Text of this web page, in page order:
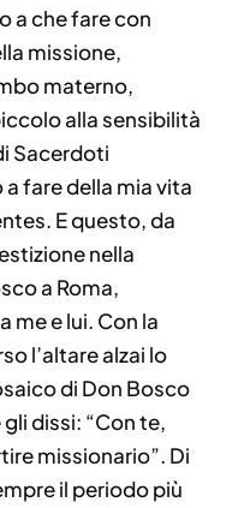
a che fare con
missione,
materno,
alla sensibilità
Sacerdoti
fare della mia vita
E questo, da
nella
a Roma,
me e lui. Con la
l’altare alzai lo
di Don Bosco
dissi: “Con te,
missionario”. Di
il periodo più